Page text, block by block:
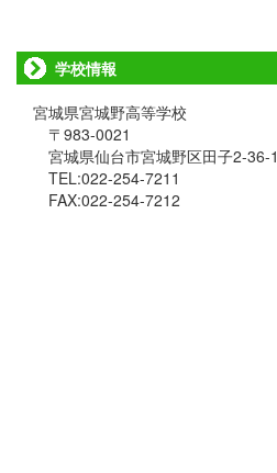
学校情報
宮城県宮城野高等学校
〒983-0021
宮城県仙台市宮城野区田子2-36-1
TEL:022-254-7211
FAX:022-254-7212